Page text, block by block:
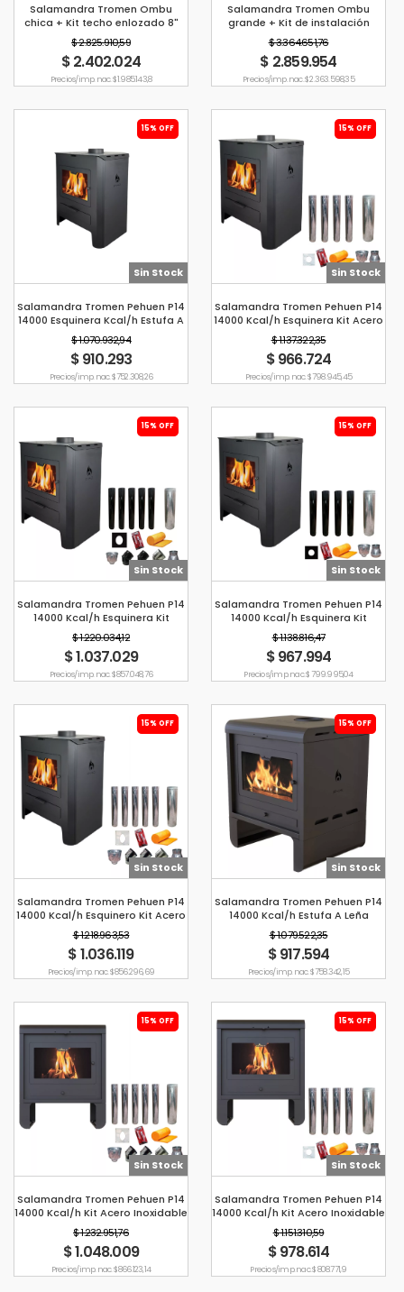
Salamandra Tromen Ombu
chica + Kit techo enlozado 8"
$ 2.825.910,59
$ 2.402.024
Precio s/imp. nac. $ 1.985.143,8
Salamandra Tromen Ombu
grande + Kit de instalación
Acero Inox Techo 10"
$ 3.364.651,76
$ 2.859.954
Precio s/imp. nac. $ 2.363.598,35
15% OFF
Sin Stock
Salamandra Tromen Pehuen P14
14000 Esquinera Kcal/h Estufa A
Leña
$ 1.070.932,94
$ 910.293
Precio s/imp. nac. $ 752.308,26
15% OFF
Sin Stock
Salamandra Tromen Pehuen P14
14000 Kcal/h Esquinera Kit Acero
Inoxidable Techo 6"
$ 1.137.322,35
$ 966.724
Precio s/imp. nac. $ 798.945,45
15% OFF
Sin Stock
Salamandra Tromen Pehuen P14
14000 Kcal/h Esquinera Kit
Enlozado Pared 6"
$ 1.220.034,12
$ 1.037.029
Precio s/imp. nac. $ 857.048,76
15% OFF
Sin Stock
Salamandra Tromen Pehuen P14
14000 Kcal/h Esquinera Kit
Enlozado Techo 6"
$ 1.138.816,47
$ 967.994
Precio s/imp. nac. $ 799.995,04
15% OFF
Sin Stock
Salamandra Tromen Pehuen P14
14000 Kcal/h Esquinero Kit Acero
Inoxidable Pared 6"
$ 1.218.963,53
$ 1.036.119
Precio s/imp. nac. $ 856.296,69
15% OFF
Sin Stock
Salamandra Tromen Pehuen P14
14000 Kcal/h Estufa A Leña
$ 1.079.522,35
$ 917.594
Precio s/imp. nac. $ 758.342,15
15% OFF
Sin Stock
Salamandra Tromen Pehuen P14
14000 Kcal/h Kit Acero Inoxidable
Pared 6"
$ 1.232.951,76
$ 1.048.009
Precio s/imp. nac. $ 866.123,14
15% OFF
Sin Stock
Salamandra Tromen Pehuen P14
14000 Kcal/h Kit Acero Inoxidable
Techo 6"
$ 1.151.310,59
$ 978.614
Precio s/imp. nac. $ 808.771,9